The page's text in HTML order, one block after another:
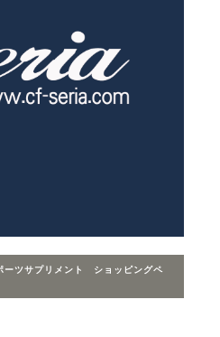
ーツサプリメント ショッピングペ